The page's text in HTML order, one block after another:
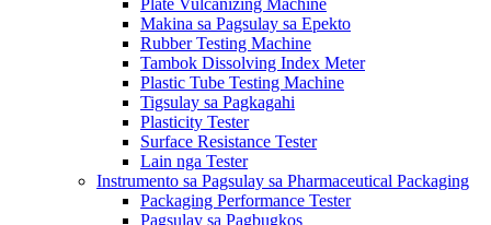
Plate Vulcanizing Machine
Makina sa Pagsulay sa Epekto
Rubber Testing Machine
Tambok Dissolving Index Meter
Plastic Tube Testing Machine
Tigsulay sa Pagkagahi
Plasticity Tester
Surface Resistance Tester
Lain nga Tester
Instrumento sa Pagsulay sa Pharmaceutical Packaging
Packaging Performance Tester
Pagsulay sa Pagbugkos